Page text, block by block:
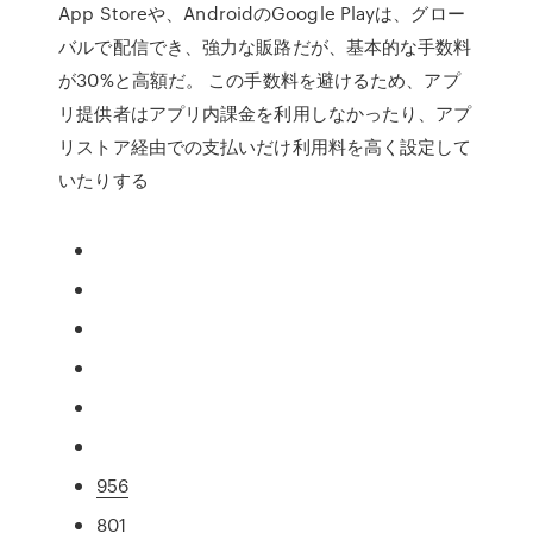
App Storeや、AndroidのGoogle Playは、グロー
バルで配信でき、強力な販路だが、基本的な手数料
が30%と高額だ。 この手数料を避けるため、アプ
リ提供者はアプリ内課金を利用しなかったり、アプ
リストア経由での支払いだけ利用料を高く設定して
いたりする
956
801